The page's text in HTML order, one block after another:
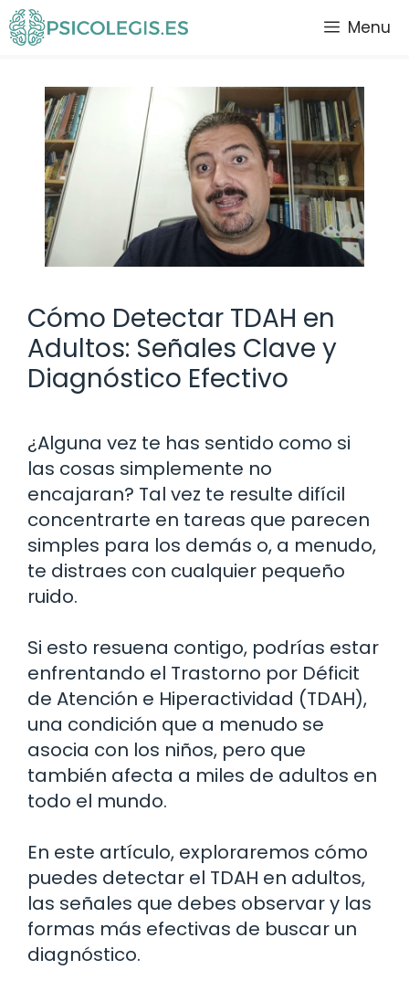
Saltar
al
Menu
Cómo Detectar TDAH en
Adultos: Señales Clave y
Diagnóstico Efectivo
¿Alguna vez te has sentido como si
las cosas simplemente no
encajaran? Tal vez te resulte difícil
concentrarte en tareas que parecen
simples para los demás o, a menudo,
te distraes con cualquier pequeño
ruido.
Si esto resuena contigo, podrías estar
enfrentando el Trastorno por Déficit
de Atención e Hiperactividad (TDAH),
una condición que a menudo se
asocia con los niños, pero que
también afecta a miles de adultos en
todo el mundo.
En este artículo, exploraremos cómo
puedes detectar el TDAH en adultos,
las señales que debes observar y las
formas más efectivas de buscar un
diagnóstico.